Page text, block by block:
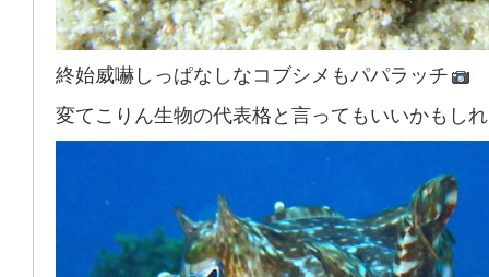
終始威嚇しっぱなしなコブシメもパパラッチ
変てこりん生物の代表格と言ってもいいかもし